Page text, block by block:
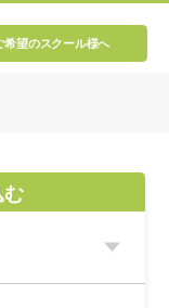
希望のスクール様へ
む